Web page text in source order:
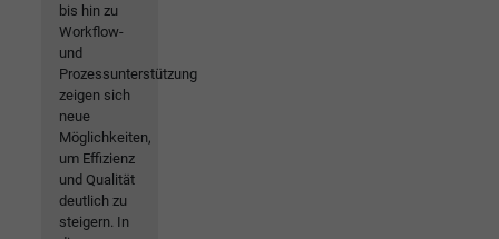
bis hin zu
Workflow-
und
Prozessunterstützung
zeigen sich
neue
Möglichkeiten,
um Effizienz
und Qualität
deutlich zu
steigern. In